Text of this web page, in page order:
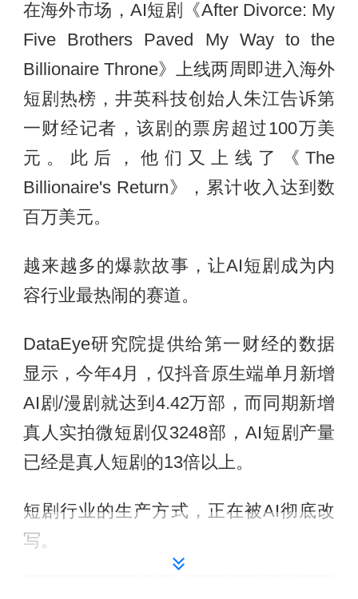
在海外市场，AI短剧《After Divorce: My
Five Brothers Paved My Way to the
Billionaire Throne》上线两周即进入海外
短剧热榜，井英科技创始人朱江告诉第
一财经记者，该剧的票房超过100万美
元。此后，他们又上线了《The
Billionaire's Return》，累计收入达到数
百万美元。
越来越多的爆款故事，让AI短剧成为内
容行业最热闹的赛道。
DataEye研究院提供给第一财经的数据
显示，今年4月，仅抖音原生端单月新增
AI剧/漫剧就达到4.42万部，而同期新增
真人实拍微短剧仅3248部，AI短剧产量
已经是真人短剧的13倍以上。
短剧行业的生产方式，正在被AI彻底改
写。